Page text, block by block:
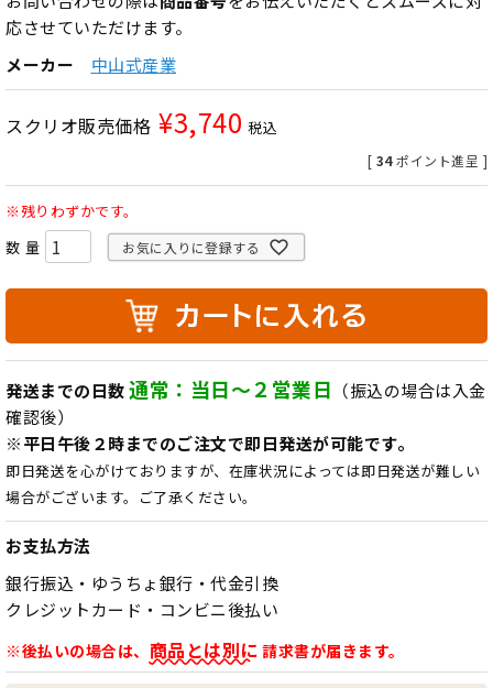
応させていただけます。
メーカー
中山式産業
スクリオ販売価格 ¥3,740 税込
[ 34 ポイント進呈 ]
※残りわずかです。
お気に入りに登録する
発送までの日数通常：当日～２営業日 （振込の場合は入金
確認後）
※平日午後２時までのご注文で即日発送が可能です。
即日発送を心がけておりますが、在庫状況によっては即日発送が難しい
場合がございます。ご了承ください。
お支払方法
銀行振込・ゆうちょ銀行・代金引換
クレジットカード・コンビニ後払い
※後払いの場合は、 商品とは別に 請求書が届きます。